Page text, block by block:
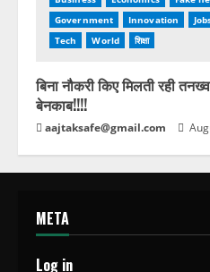
Government
Innovation
Tech
World शिक्षा
बिना नौकरी किए मिलती रही
बेनकाब!!!!
aajtaksafe@gmail.com
META
Log in